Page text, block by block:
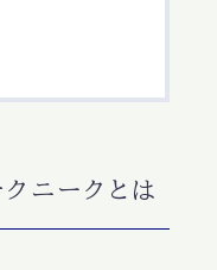
ニークとは